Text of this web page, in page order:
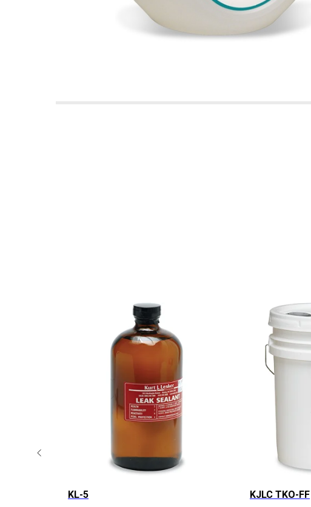
KL-5 KJLC TKO-FF